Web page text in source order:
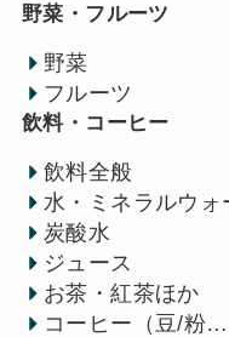
野菜・フルーツ
野菜
フルーツ
飲料・コーヒー
飲料全般
水・ミネラルウォ
炭酸水
ジュース
お茶・紅茶ほか
コーヒー（豆/粉…